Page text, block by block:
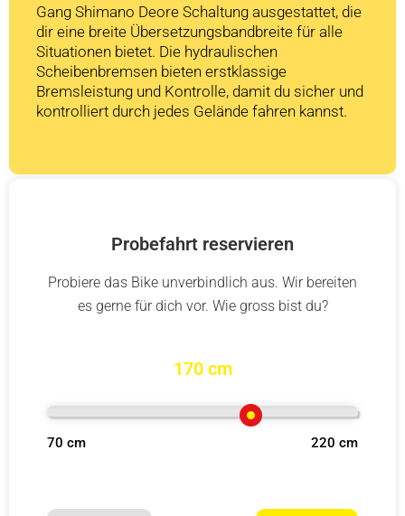
Gang Shimano Deore Schaltung ausgestattet, die
dir eine breite Übersetzungsbandbreite für alle
Situationen bietet. Die hydraulischen
Scheibenbremsen bieten erstklassige
Bremsleistung und Kontrolle, damit du sicher und
kontrolliert durch jedes Gelände fahren kannst.
Probefahrt reservieren
Probiere das Bike unverbindlich aus. Wir bereiten
es gerne für dich vor. Wie gross bist du?
170 cm
70 cm 220 cm